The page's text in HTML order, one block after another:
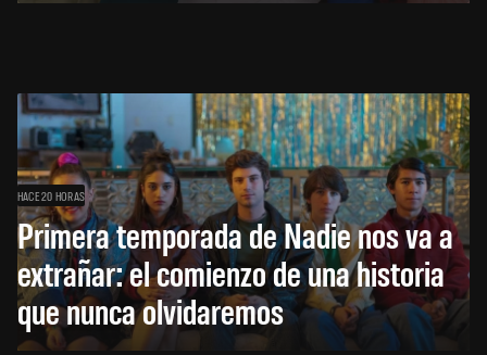
HACE 20 HORAS
Primera temporada de Nadie nos va a
extrañar: el comienzo de una historia
que nunca olvidaremos